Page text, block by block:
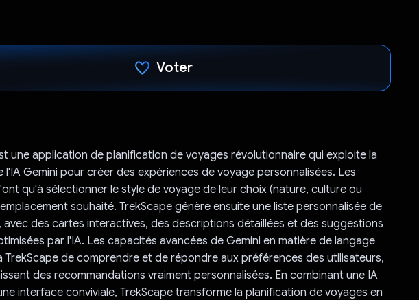
Voter
une application de planification de voyages révolutionnaire qui exploite la
l'IA Gemini pour créer des expériences de voyage personnalisées. Les
qu'à sélectionner le style de voyage de leur choix (nature, culture ou
souhaité. TrekScape génère ensuite une liste personnalisée de
avec des cartes interactives, des descriptions détaillées et des suggestions
par l'IA. Les capacités avancées de Gemini en matière de langage
TrekScape de comprendre et de répondre aux préférences des utilisateurs,
des recommandations vraiment personnalisées. En combinant une IA
interface conviviale, TrekScape transforme la planification de voyages en